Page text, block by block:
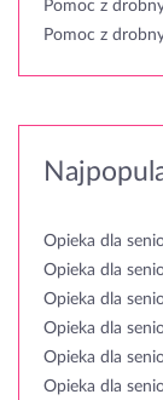
Pomoc z
Pomoc z
Opieka dla
Opieka dla
Opieka dla
Opieka dla
Opieka dla
Opieka dla